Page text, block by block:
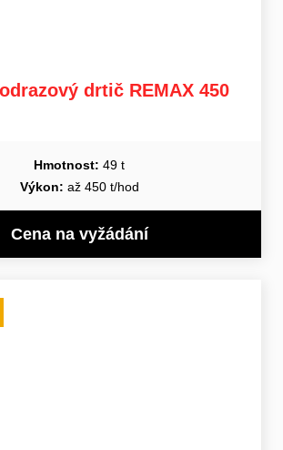
drtič REMAX 450
Hmotnost: 49 t
Výkon: až 450 t/hod
Cena na vyžádání